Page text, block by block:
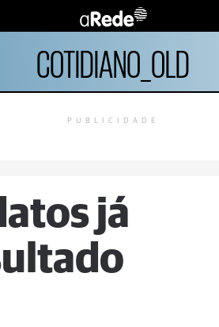
COTIDIANO_OLD
PUBLICIDADE
já